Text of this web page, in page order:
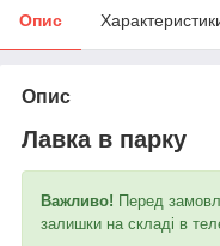
Опис
Опис
Лавка в парку
Важливо! Перед
залишки на складі в